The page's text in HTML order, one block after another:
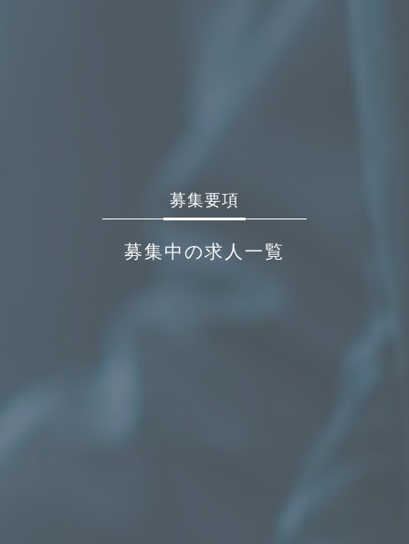
募集要項
募集中の求人一覧